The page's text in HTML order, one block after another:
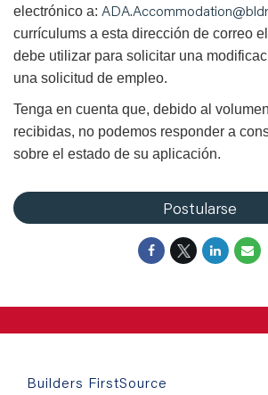
electrónico a:
currículums a esta dirección de correo
debe utilizar para solicitar una
una solicitud de empleo.
Tenga en cuenta que, debido al
recibidas, no podemos responder a
sobre el estado de su aplicación.
Postularse
Builders FirstSource